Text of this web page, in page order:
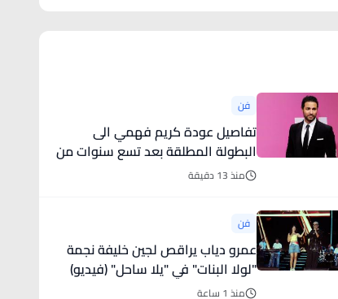
فن
تفاصيل عودة كريم فهمي الى
البطولة المطلقة بعد تسع سنوات من
الأدوار المساعِدة
منذ 13 دقيقة
فن
عمرو دياب يراقص لجين خليفة نجمة
"لولا البنات" في "يلا ساحل" (فيديو)
منذ 1 ساعة